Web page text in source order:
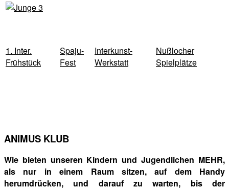
1. Inter.
Frühstück
Spaju-
Fest
Interkunst-
Werkstatt
Nußlocher
Spielplätze
ANIMUS KLUB
Wie bieten unseren Kindern und Jugendlichen MEHR,
als nur in einem Raum sitzen, auf dem Handy
herumdrücken, und darauf zu warten, bis der